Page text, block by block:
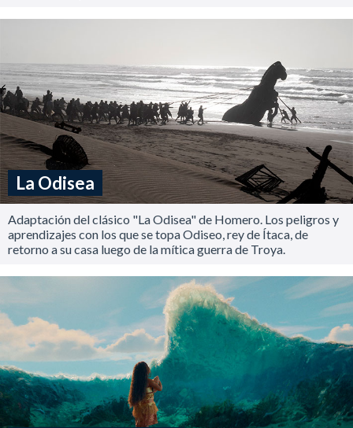
La Odisea
Adaptación del clásico "La Odisea" de Homero. Los peligros y
aprendizajes con los que se topa Odiseo, rey de Ítaca, de
retorno a su casa luego de la mítica guerra de Troya.